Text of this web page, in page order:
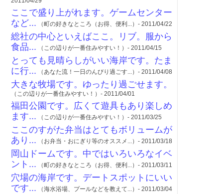
ここで盛り上がれます。ゲームセンター
など... （町の好きなところ（お得、便利...）- 2011/04/22
総社の中心といえばここ。リブ。服から
食品... （この辺りが一番住みやすい！）- 2011/04/15
とっても見晴らしがいい海岸です。たま
に行... （あなた流！一日のんびり過ごす...）- 2011/04/08
大きな牧場です。ゆったり過ごせます。
（この辺りが一番住みやすい！）- 2011/04/01
福田公園です。広くて遊具もあり楽しめ
ます... （この辺りが一番住みやすい！）- 2011/03/25
ここのすがた弁当はとてもボリュームが
あり... （お弁当・おにぎり等のオススメ...）- 2011/03/18
岡山ドームです。中ではいろいろなイベ
ント... （町の好きなところ（お得、便利...）- 2011/03/11
穴場の海岸です。デートスポットにいい
です... （海水浴場、プールなどを教えて...）- 2011/03/04